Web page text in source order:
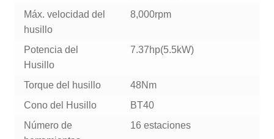
Máx. velocidad del
husillo
8,000rpm
Potencia del
Husillo
7.37hp(5.5kW)
Torque del husillo
48Nm
Cono del Husillo
BT40
Número de
16 estaciones